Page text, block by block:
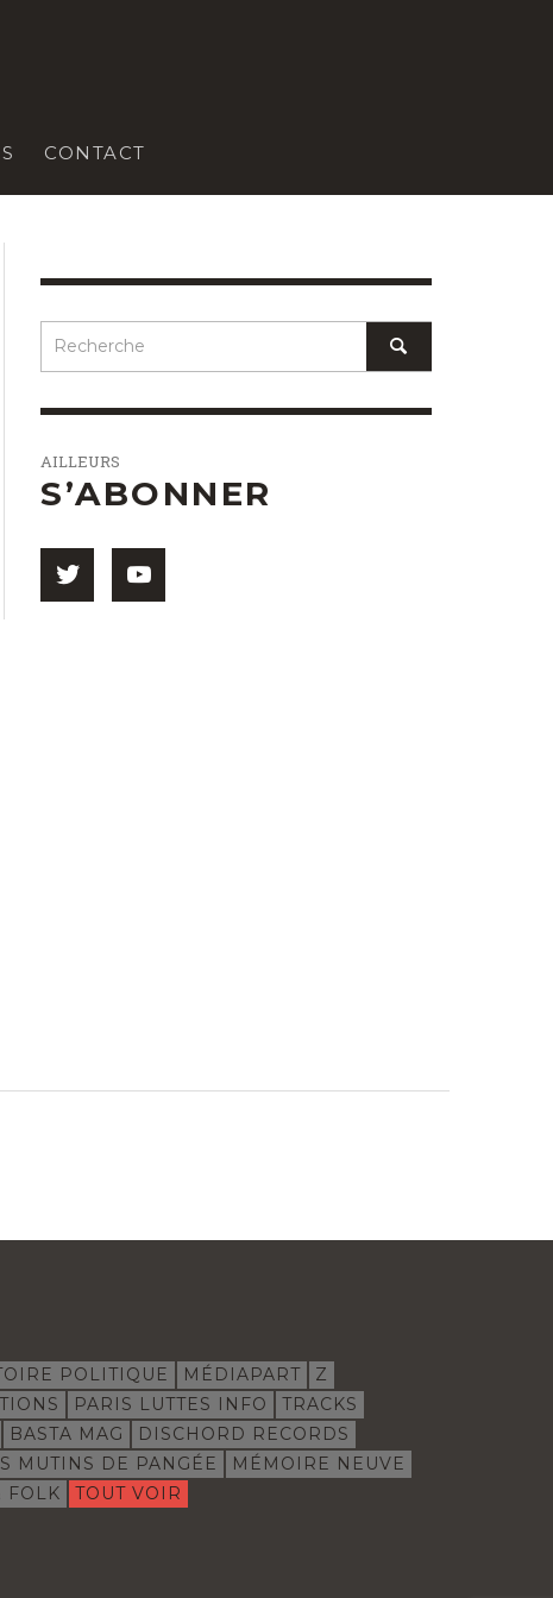
CONTACT
AILLEURS
S’ABONNER
POLITIQUE MÉDIAPART
Z
PARIS LUTTES INFO
TRACKS
BASTA MAG
DISCHORD RECORDS
MUTINS DE PANGÉE
MÉMOIRE NEUVE
FOLK TOUT VOIR